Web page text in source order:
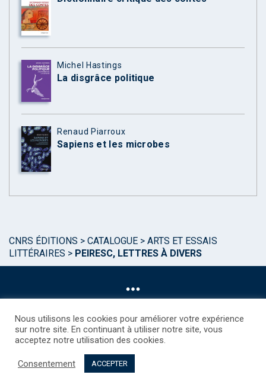
Michel Hastings
La disgrâce politique
Renaud Piarroux
Sapiens et les microbes
CNRS ÉDITIONS > CATALOGUE > ARTS ET ESSAIS
LITTÉRAIRES > PEIRESC, LETTRES À DIVERS
©CNRS EDITIONS 2025
Droits étrangers / Foreign rights
Nous utilisons les cookies pour améliorer votre expérience
sur notre site. En continuant à utiliser notre site, vous
acceptez notre utilisation des cookies.
Consentement ACCEPTER